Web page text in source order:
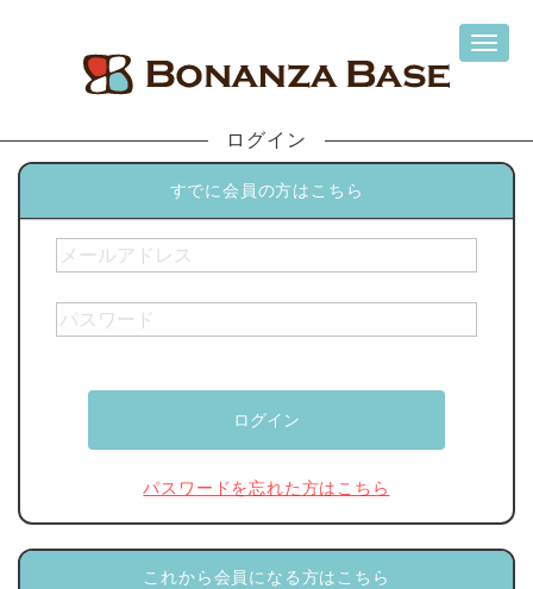
ログイン
すでに会員の方はこちら
パスワードを忘れた方はこちら
これから会員になる方はこちら